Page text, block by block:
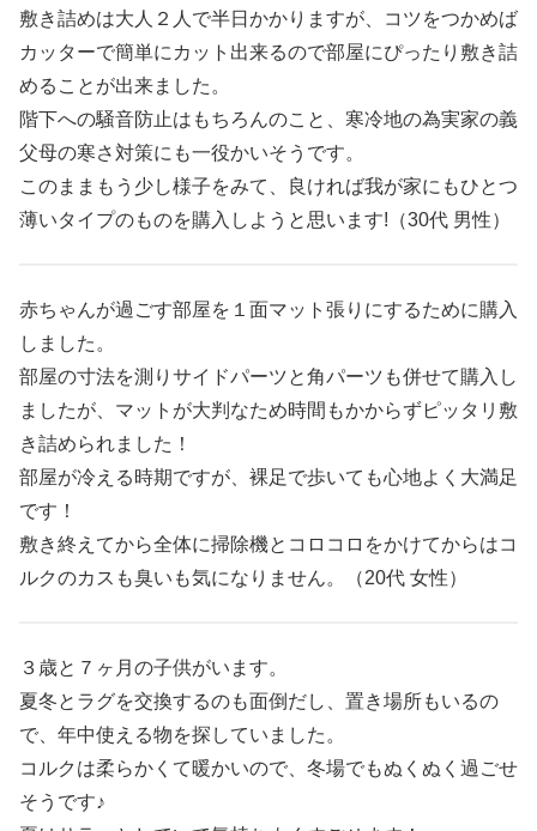
敷き詰めは大人２人で半日かかりますが、コツをつかめば
カッターで簡単にカット出来るので部屋にぴったり敷き詰
めることが出来ました。
階下への騒音防止はもちろんのこと、寒冷地の為実家の義
父母の寒さ対策にも一役かいそうです。
このままもう少し様子をみて、良ければ我が家にもひとつ
薄いタイプのものを購入しようと思います!（30代 男性）
赤ちゃんが過ごす部屋を１面マット張りにするために購入
しました。
部屋の寸法を測りサイドパーツと角パーツも併せて購入し
ましたが、マットが大判なため時間もかからずピッタリ敷
き詰められました！
部屋が冷える時期ですが、裸足で歩いても心地よく大満足
です！
敷き終えてから全体に掃除機とコロコロをかけてからはコ
ルクのカスも臭いも気になりません。（20代 女性）
３歳と７ヶ月の子供がいます。
夏冬とラグを交換するのも面倒だし、置き場所もいるの
で、年中使える物を探していました。
コルクは柔らかくて暖かいので、冬場でもぬくぬく過ごせ
そうです♪